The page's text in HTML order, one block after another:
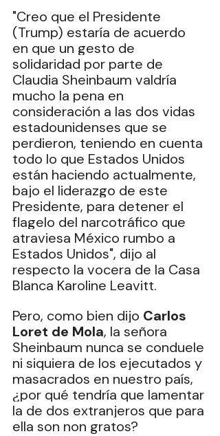
"Creo que el Presidente
(Trump) estaría de acuerdo
en que un gesto de
solidaridad por parte de
Claudia Sheinbaum valdría
mucho la pena en
consideración a las dos vidas
estadounidenses que se
perdieron, teniendo en cuenta
todo lo que Estados Unidos
están haciendo actualmente,
bajo el liderazgo de este
Presidente, para detener el
flagelo del narcotráfico que
atraviesa México rumbo a
Estados Unidos", dijo al
respecto la vocera de la Casa
Blanca Karoline Leavitt.
Pero, como bien dijo Carlos
Loret de Mola, la señora
Sheinbaum nunca se conduele
ni siquiera de los ejecutados y
masacrados en nuestro país,
¿por qué tendría que lamentar
la de dos extranjeros que para
ella son non gratos?